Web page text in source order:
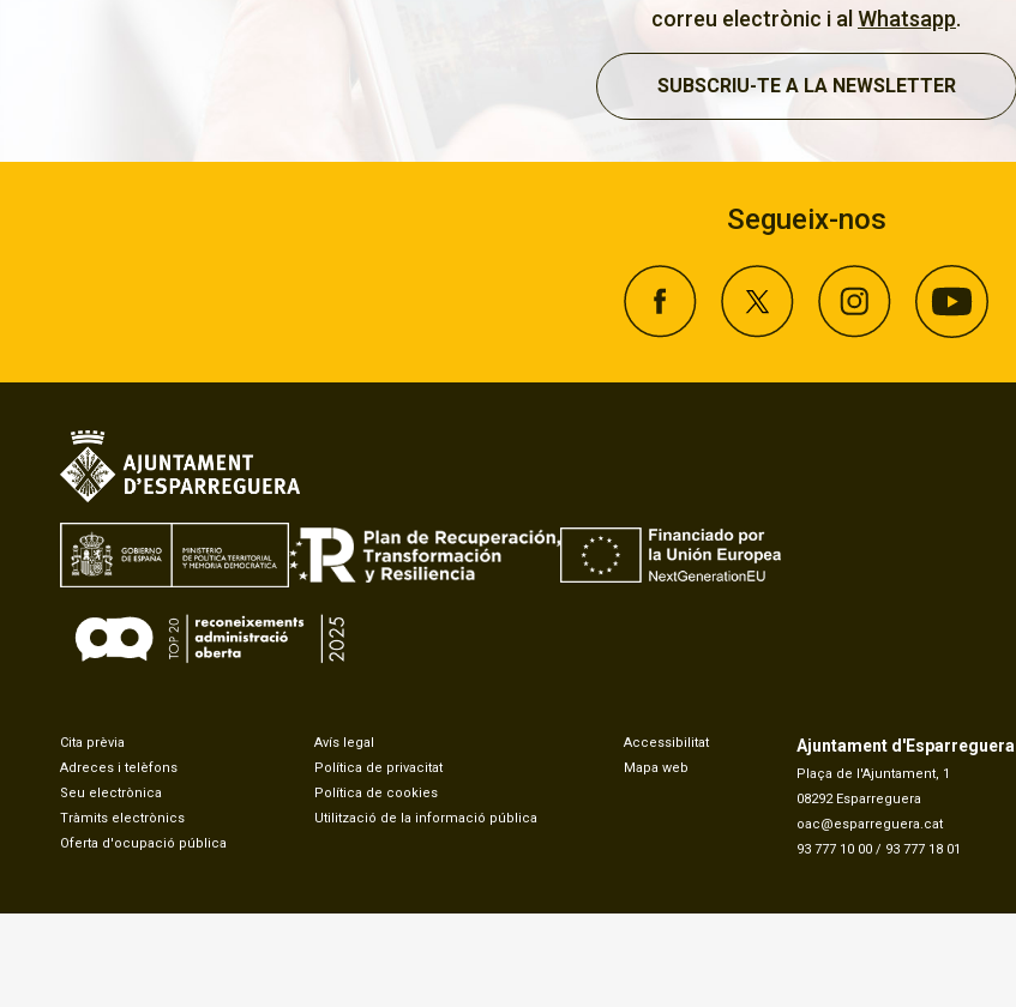
correu electrònic i al Whatsapp.
SUBSCRIU-TE A LA NEWSLETTER
Segueix-nos
Cita prèvia
Adreces i telèfons
Seu electrònica
Tràmits electrònics
Oferta d'ocupació pública
Avís legal
Política de privacitat
Política de cookies
Utilització de la informació pública
Accessibilitat
Mapa web
Ajuntament d'Esparreguera
Plaça de l'Ajuntament, 1
08292 Esparreguera
oac@esparreguera.cat
93 777 10 00/ 93 777 18 01